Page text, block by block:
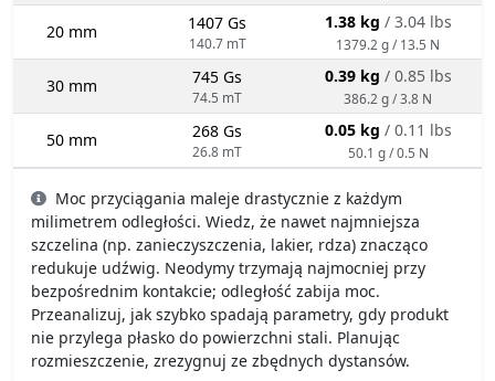
20 mm 1407 Gs
140.7 mT
1.38 kg / 3.04 lbs
1379.2 g / 13.5 N
30 mm 745 Gs
74.5 mT
0.39 kg / 0.85 lbs
386.2 g / 3.8 N
50 mm 268 Gs
26.8 mT
0.05 kg / 0.11 lbs
50.1 g / 0.5 N
Moc przyciągania maleje drastycznie z każdym
milimetrem odległości. Wiedz, że nawet najmniejsza
szczelina (np. zanieczyszczenia, lakier, rdza) znacząco
redukuje udźwig. Neodymy trzymają najmocniej przy
bezpośrednim kontakcie; odległość zabija moc.
Przeanalizuj, jak szybko spadają parametry, gdy produkt
nie przylega płasko do powierzchni stali. Planując
rozmieszczenie, zrezygnuj ze zbędnych dystansów.